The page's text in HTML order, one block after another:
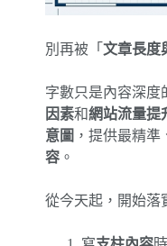
別再被「 文章長度
字數只是內容深度
因素和網站流量提
意圖 ，提供最精
容 。
從今天起，開始落